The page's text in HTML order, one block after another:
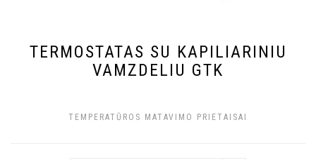
TERMOSTATAS SU KAPILIARINIU
VAMZDELIU GTK
TEMPERATŪROS MATAVIMO PRIETAISAI